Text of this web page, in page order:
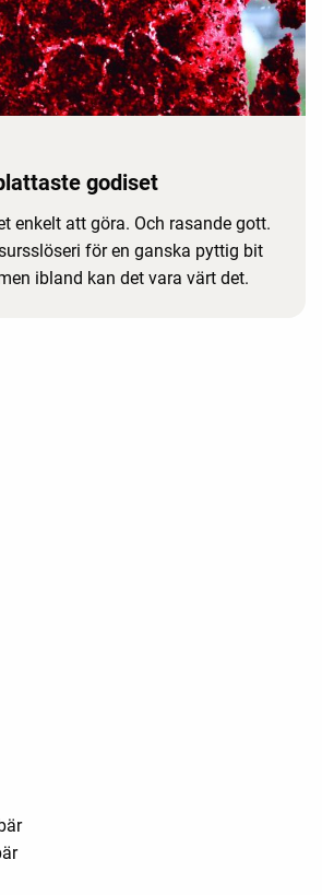
godiset
enkelt att göra. Och rasande gott.
för en ganska pyttig bit
ibland kan det vara värt det.